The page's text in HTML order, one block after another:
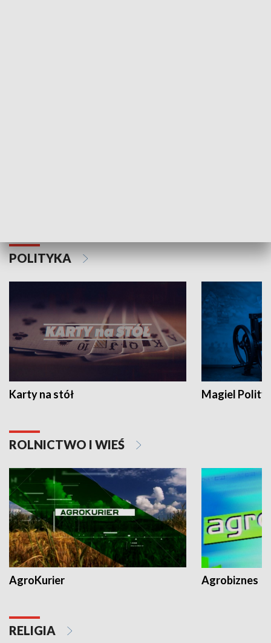
POLITYKA
Karty na stół Magiel
ROLNICTWO I WIEŚ
AgroKurier Agrobiznes
RELIGIA